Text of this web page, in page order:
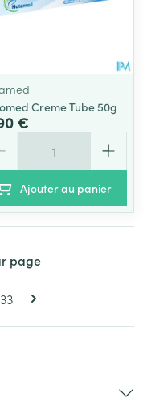
Creme Tube 50g
€
Ajouter au panier
la page
Page
33
page